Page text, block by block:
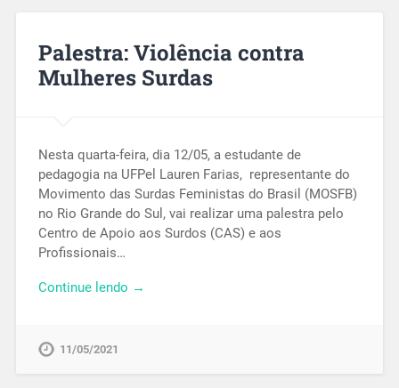
Palestra: Violência contra
Mulheres Surdas
Nesta quarta-feira, dia 12/05, a estudante de
pedagogia na UFPel Lauren Farias, representante do
Movimento das Surdas Feministas do Brasil (MOSFB)
no Rio Grande do Sul, vai realizar uma palestra pelo
Centro de Apoio aos Surdos (CAS) e aos
Profissionais…
Continue lendo →
11/05/2021